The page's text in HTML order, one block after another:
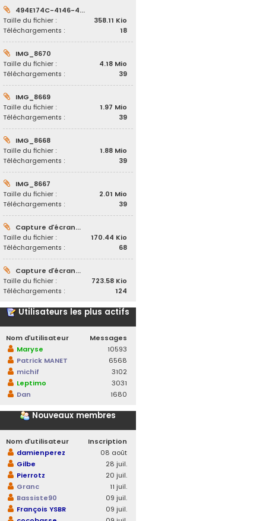
494E174C-4146-4...
Taille du fichier :
358.11 Kio
Téléchargements :
18
IMG_8670
Taille du fichier :
4.18 Mio
Téléchargements :
39
IMG_8669
Taille du fichier :
1.97 Mio
Téléchargements :
39
IMG_8668
Taille du fichier :
1.88 Mio
Téléchargements :
39
IMG_8667
Taille du fichier :
2.01 Mio
Téléchargements :
39
Capture d’écran...
Taille du fichier :
170.44 Kio
Téléchargements :
68
Capture d’écran...
Taille du fichier :
723.58 Kio
Téléchargements :
124
Utilisateurs les plus actifs
Nom d’utilisateur
Messages
Maryse
10593
Patrick MANET
6568
michif
3102
Leptimo
3031
Dan
1680
Nouveaux membres
Nom d’utilisateur
Inscription
damienperez
08 août
Gilbe
28 juil.
Pierrotz
20 juil.
Granc
11 juil.
Bassiste90
09 juil.
François YSBR
09 juil.